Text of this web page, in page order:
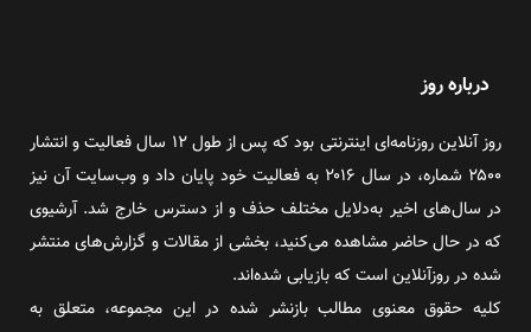
درباره روز
روز آنلاین روزنامه‌ای اینترنتی بود که پس از طول ۱۲ سال فعالیت و انتشار
۲۵۰۰ شماره، در سال ۲۰۱۶ به فعالیت خود پایان داد و وب‌سایت آن نیز
در سال‌های اخیر به‌دلایل مختلف حذف و از دسترس خارج شد. آرشیوی
که در حال حاضر مشاهده می‌کنید، بخشی از مقالات و گزارش‌های منتشر
شده در روزآنلاین است که بازیابی شده‌اند.
کلیه حقوق معنوی مطالب بازنشر شده در این مجموعه، متعلق به